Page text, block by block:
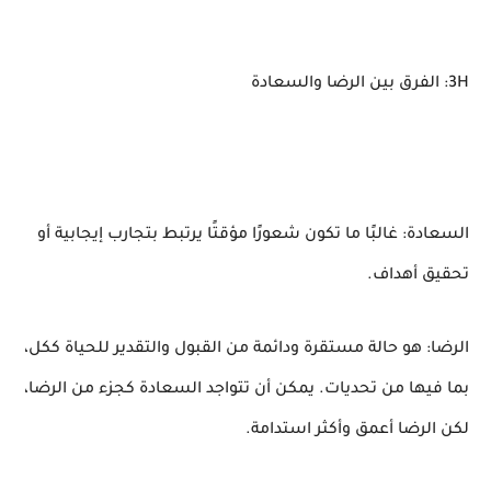
3H: الفرق بين الرضا والسعادة
السعادة: غالبًا ما تكون شعورًا مؤقتًا يرتبط بتجارب إيجابية أو
تحقيق أهداف.
الرضا: هو حالة مستقرة ودائمة من القبول والتقدير للحياة ككل،
بما فيها من تحديات. يمكن أن تتواجد السعادة كجزء من الرضا،
لكن الرضا أعمق وأكثر استدامة.